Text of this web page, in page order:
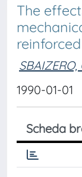
The
SBAIZERO,
1990-01-01
Scheda